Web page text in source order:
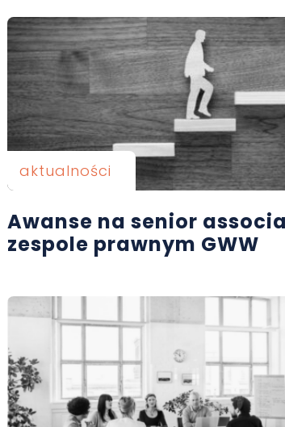
aktualności
Awanse na senior
zespole prawnym GWW